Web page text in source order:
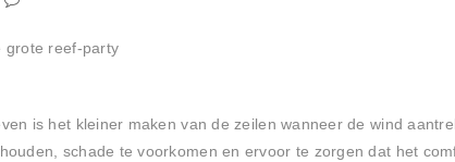
grote reef-party
is het kleiner maken van de zeilen wanneer de wind
schade te voorkomen en ervoor te zorgen dat het